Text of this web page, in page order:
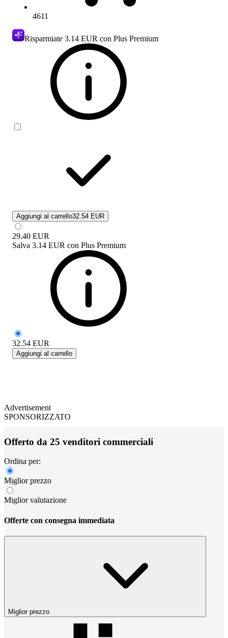
4611
Risparmiate 3.14 EUR con Plus Premium
Aggiungi al carrello32.54 EUR
29.40 EUR
Salva 3.14 EUR con Plus Premium
32.54 EUR
Aggiungi al carrello
Advertisement
SPONSORIZZATO
Offerto da 25 venditori commerciali
Ordina per:
Miglior prezzo
Miglior valutazione
Offerte con consegna immediata
Miglior prezzo